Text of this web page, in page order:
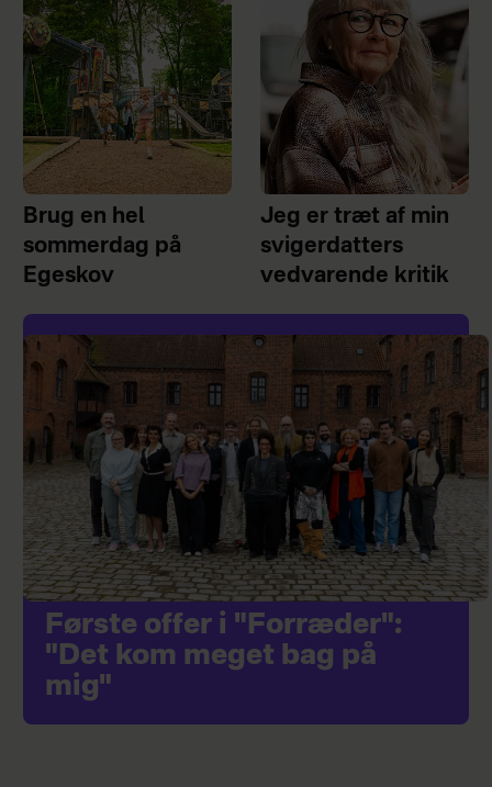
Brug en hel
sommerdag på
Egeskov
Jeg er træt af min
svigerdatters
vedvarende kritik
Første offer i "Forræder":
"Det kom meget bag på
mig"